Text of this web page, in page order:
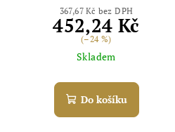
367,67 Kč bez DPH
452,24 Kč
(–24 %)
Skladem
Do košíku